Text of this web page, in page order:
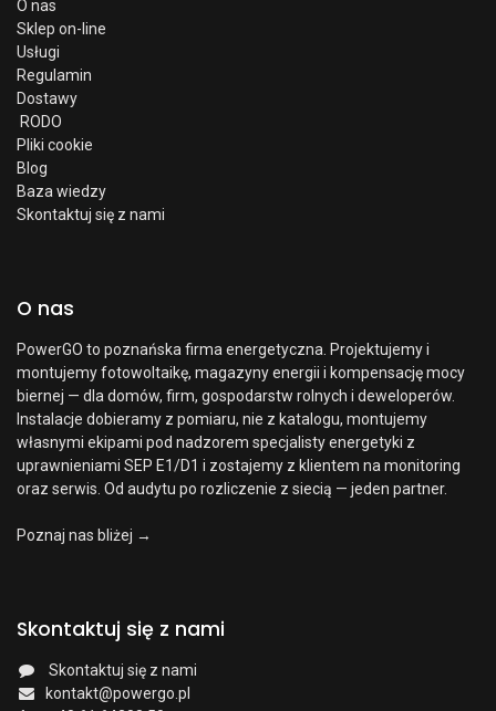
O nas
Sklep on-line
Usługi
Regulamin
Dostawy
RODO
Pliki cookie
Blog
Baza wiedzy
Skontaktuj się z nami
O nas
PowerGO to poznańska firma energetyczna. Projektujemy i
montujemy fotowoltaikę, magazyny energii i kompensację mocy
biernej — dla domów, firm, gospodarstw rolnych i deweloperów.
Instalacje dobieramy z pomiaru, nie z katalogu, montujemy
własnymi ekipami pod nadzorem specjalisty energetyki z
uprawnieniami SEP E1/D1 i zostajemy z klientem na monitoring
oraz serwis. Od audytu po rozliczenie z siecią — jeden partner.
Poznaj nas bliżej →
Skontaktuj się z nami
Skontaktuj się z nami
kontakt@powergo.pl